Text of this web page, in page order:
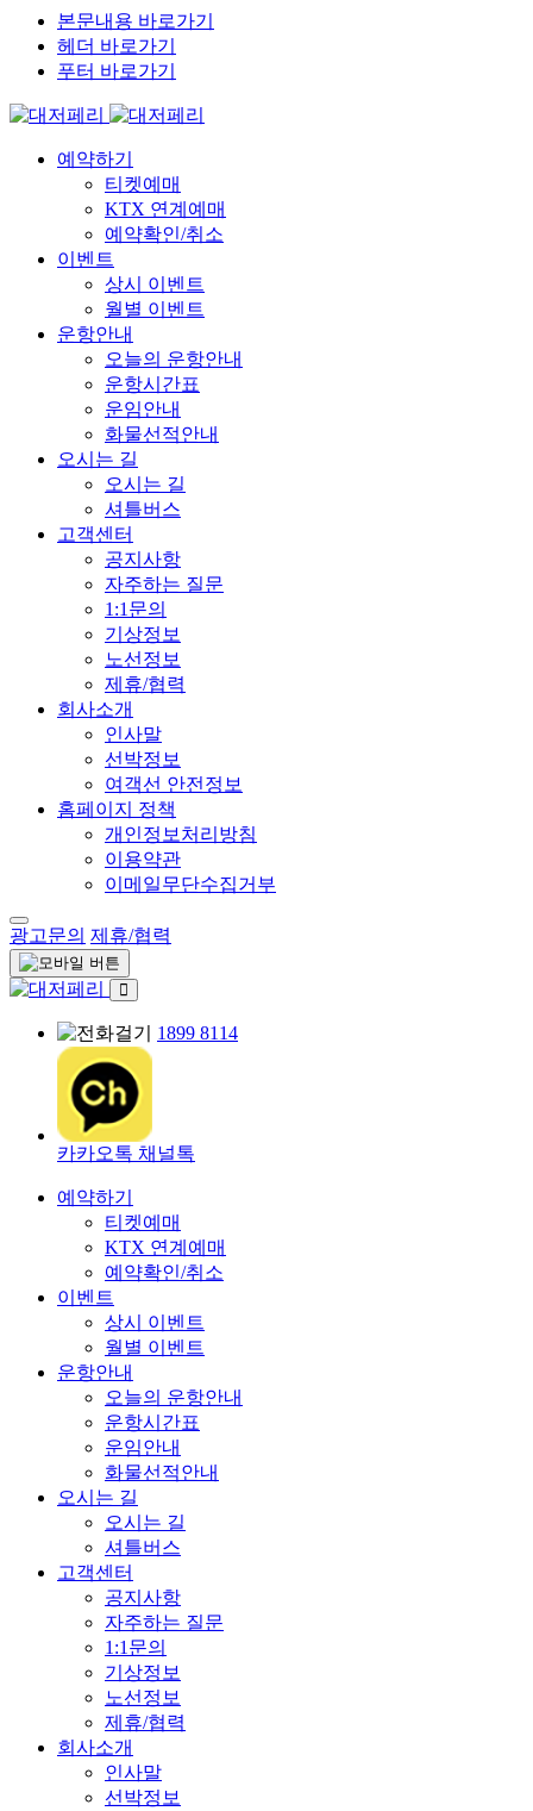
본문내용 바로가기
헤더 바로가기
푸터 바로가기
예약하기
티켓예매
KTX 연계예매
예약확인/취소
이벤트
상시 이벤트
월별 이벤트
운항안내
오늘의 운항안내
운항시간표
운임안내
화물선적안내
오시는 길
오시는 길
셔틀버스
고객센터
공지사항
자주하는 질문
1:1문의
기상정보
노선정보
제휴/협력
회사소개
인사말
선박정보
여객선 안전정보
홈페이지 정책
개인정보처리방침
이용약관
이메일무단수집거부
광고문의 제휴/협력
1899 8114
카카오톡 채널톡
예약하기
티켓예매
KTX 연계예매
예약확인/취소
이벤트
상시 이벤트
월별 이벤트
운항안내
오늘의 운항안내
운항시간표
운임안내
화물선적안내
오시는 길
오시는 길
셔틀버스
고객센터
공지사항
자주하는 질문
1:1문의
기상정보
노선정보
제휴/협력
회사소개
인사말
선박정보